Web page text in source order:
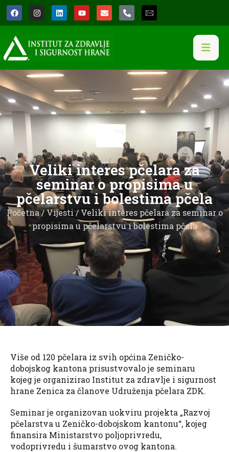
Veliki interes pčelara za
seminar o propisima u
pčelarstvu i bolestima pčela
Početna/Vijesti/ Veliki interes pčelara za seminar o
propisima u pčelarstvu i bolestima pčela
Više od 120 pčelara iz svih općina Zeničko-
dobojskog kantona prisustvovalo je seminaru
kojeg je organizirao Institut za zdravlje i sigurnost
hrane Zenica za članove Udruženja pčelara ZDK.
Seminar je organizovan uokviru projekta „Razvoj
pčelarstva u Zeničko-dobojskom kantonu“, kojeg
finansira Ministarstvo poljoprivredu,
vodoprivredu i šumarstvo ovog kantona.